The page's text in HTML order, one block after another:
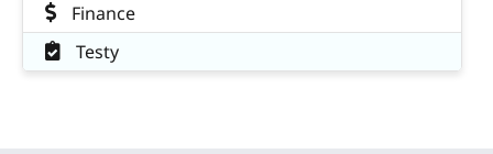
Finance
Testy